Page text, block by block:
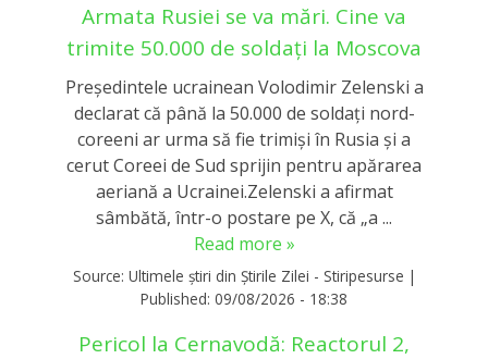
Armata Rusiei se va mări. Cine va
trimite 50.000 de soldați la Moscova
Președintele ucrainean Volodimir Zelenski a
declarat că până la 50.000 de soldați nord-
coreeni ar urma să fie trimiși în Rusia și a
cerut Coreei de Sud sprijin pentru apărarea
aeriană a Ucrainei.Zelenski a afirmat
sâmbătă, într-o postare pe X, că „a ...
Read more »
Source: Ultimele știri din Știrile Zilei - Stiripesurse |
Published: 09/08/2026 - 18:38
Pericol la Cernavodă: Reactorul 2,